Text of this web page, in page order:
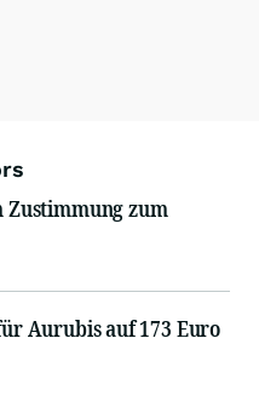
zum
Aurubis auf 173 Euro